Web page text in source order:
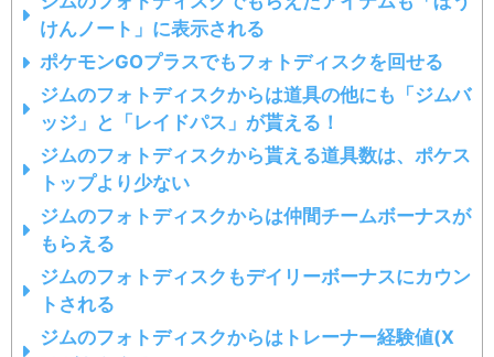
けんノート」に表示される
ポケモンGOプラスでもフォトディスクを回せる
ジムのフォトディスクからは道具の他にも「ジムバ
ッジ」と「レイドパス」が貰える！
ジムのフォトディスクから貰える道具数は、ポケス
トップより少ない
ジムのフォトディスクからは仲間チームボーナスが
もらえる
ジムのフォトディスクもデイリーボーナスにカウン
トされる
ジムのフォトディスクからはトレーナー経験値(X